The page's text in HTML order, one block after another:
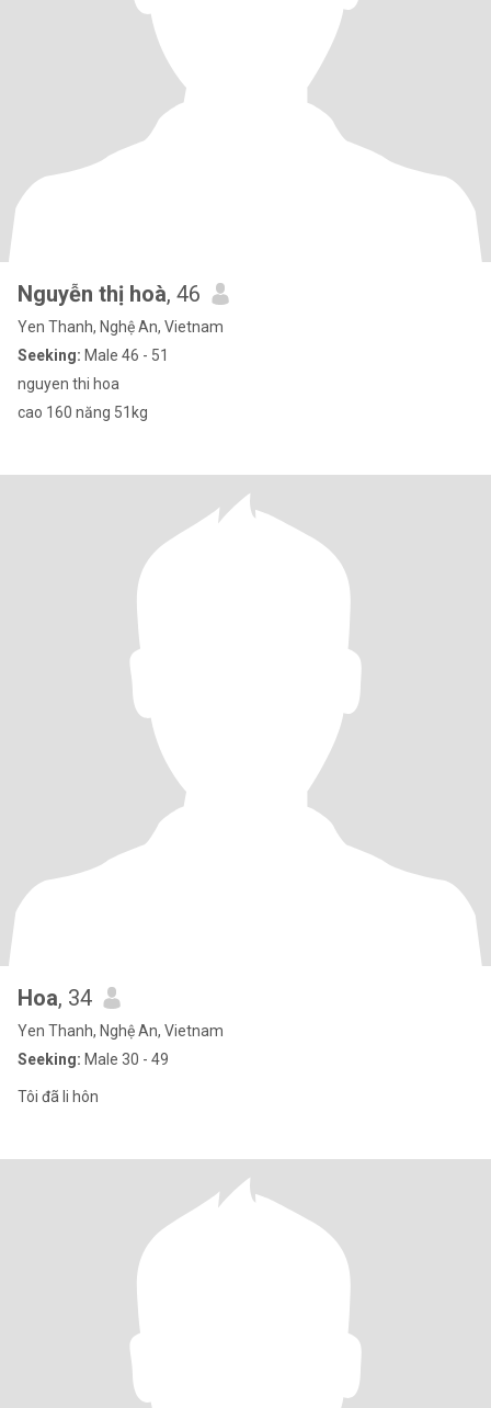
Nguyễn thị hoà, 46
Yen Thanh, Nghệ An, Vietnam
Seeking: Male 46 - 51
nguyen thi hoa
cao 160 năng 51kg
Hoa, 34
Yen Thanh, Nghệ An, Vietnam
Seeking: Male 30 - 49
Tôi đã li hôn